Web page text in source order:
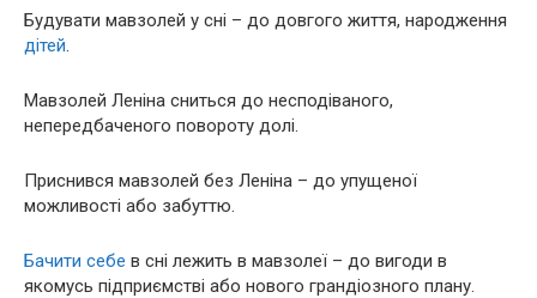
Будувати мавзолей у сні – до довгого життя, народження
дітей.
Мавзолей Леніна сниться до несподіваного,
непередбаченого повороту долі.
Приснився мавзолей без Леніна – до упущеної
можливості або забуттю.
Бачити себе в сні лежить в мавзолеї – до вигоди в
якомусь підприємстві або нового грандіозного плану.